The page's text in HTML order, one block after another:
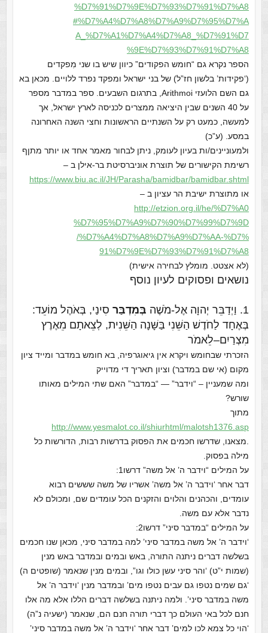
%D7%91%D7%9E%D7%93%D7%91%D7%A8
#%D7%A4%D7%A8%D7%A9%D7%95%D7%A
A_%D7%A1%D7%A4%D7%A8_%D7%91%D7
%9E%D7%93%D7%91%D7%A8
הספר נקרא גם “חומש הפקודים” כיוון שיש בו שני מִפקדים
(‘פקידות’ בלשון חז”ל) של בני ישראל ומפקד נפרד ללויים. מכאן בא
גם השם הלועזי Arithmoi, בתרגום השבעים. ספר במדבר מספר
על 40 השנים שבין היציאה ממצרים לכניסה לארץ ישראל, אך
למעשה, כמעט רק על השנתיים הראשונות וחצי השנה האחרונה
במסע. (ע”כ)
ולמעוניינים/ות בעיון לעומק, ניתן לבחור מאמר אחד או יותר מתןף
רשימת הקישורים של תוצרת אוניברסיטת בר-אילן ב –
https://www.biu.ac.il/JH/Parasha/bamidbar/bamidbar.shtml
או מתוצרת ישיבת הר עציון ב –
http://etzion.org.il/he/%D7%A0
%D7%95%D7%A9%D7%90%D7%99%D7%9D
/%D7%A4%D7%A8%D7%A9%D7%AA-%D7%
91%D7%9E%D7%93%D7%91%D7%A8
(לא אצטט. מומלץ לבחירה אישית)
נושאים ופסוקים לעיון נוסף
1. וַיְדַבֵּר יְהוָה אֶל-מֹשֶׁה בְּמִדְבַּרסִינַי, בְּאֹהֶל מוֹעֵד:
בְּאֶחָד לַחֹדֶשׁ הַשֵּׁנִי בַּשָּׁנָה הַשֵּׁנִית, לְצֵאתָם מֵאֶרֶץ
מִצְרַיִם–לֵאמֹר
הזכרתי שבחומש ויקרא אין גיאוגרפיה, בא חומש במדבר ומייד ציון
מקום (אי שם במדבר) וציון תאריך די מדוייק
ומה שמעניין – “וידבר” — “במדבר” האם שתי המילים מאותו
שורש?
מתוך
http://www.yesmalot.co.il/shiurhtml/malotsh1376.asp
.מצאנו, שדרשו חכמים את הפסוק בדרשות רבות, הדורשות כל
מילה בפסוק.
על המילים “וידבר ה’ אל משה” דרשו1:
דבר אחר ‘וידבר ה’ אל משה’ אשריו של משה שששים רבוא
עומדים, והכהנים והלוים והזקנים הכל עומדים שם, ומכולם לא
נדבר אלא עם משה.
על המילים “במדבר סיני” דרשו2:
‘וידבר ה’ אל משה במדבר סיני’ למה במדבר סיני, מכאן שנו חכמים
בשלשה דברים ניתנה התורה, באש ובמים ובמדבר באש מנין
(שמות י”ט) ‘והר סיני עשן כולו וגו”, ובמים מנין שנאמר (שופטים ה)
‘גם שמים נטפו גם עבים נטפו מים’ ובמדבר מנין ‘וידבר ה’ אל
משה במדבר סיני’. ולמה ניתנה בשלשה דברים הללו אלא מה אלו
חנם לכל באי העולם כך דברי תורה חנם הם, שנאמר (ישעיה נ”ה)
‘הוי כל צמא לכו למים’ דבר אחר ‘וידבר ה’ אל משה במדבר סיני’